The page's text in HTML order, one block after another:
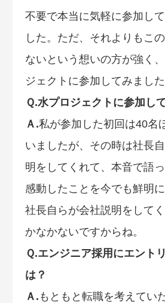
不要で本当に気軽に参加し
した。ただ、それよりもこ
ないという想いの方が強く
ジェクトに参加してみました
Ｑ.水プロジェクトに参加し
Ａ.私が参加した初回は40名
いましたが、その時は社長
明をしてくれて、本音で語
感動したことを今でも鮮明に
社長自らが会社説明をして
かなかないですからね。
Ｑ.エンジニア採用にエント
は？
Ａ. もともと転職を考えてい